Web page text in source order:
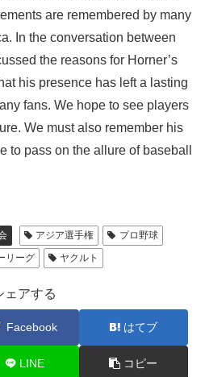
are remembered by many
In the conversation between
the reasons for Horner’s
his presence has left a lasting
fans. We hope to see players
We must also remember his
to pass on the allure of baseball
アジア選手権
プロ野球
リーグ ヤクルト
ェアする
Facebook はてブ
LINE コピー